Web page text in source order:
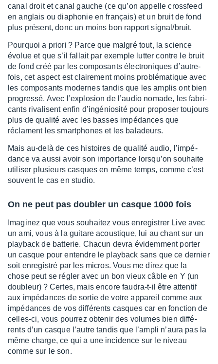
canal droit et canal gauche (ce qu’on appelle cross­feed
en anglais ou diapho­nie en français) et un bruit de fond
plus présent, donc un moins bon rapport signal/bruit.
Pourquoi a priori ? Parce que malgré tout, la science
évolue et que s’il fallait par exemple lutter contre le bruit
de fond créé par les compo­sants élec­tro­niques d’au­tre­
fois, cet aspect est clai­re­ment moins problé­ma­tique avec
les compo­sants modernes tandis que les amplis ont bien
progressé. Avec l’ex­plo­sion de l’au­dio nomade, les fabri­
cants riva­lisent enfin d’in­gé­nio­sité pour propo­ser toujours
plus de qualité avec les basses impé­dances que
réclament les smart­phones et les bala­deurs.
Mais au-delà de ces histoires de qualité audio, l’im­pé­
dance va aussi avoir son impor­tance lorsqu’on souhaite
utili­ser plusieurs casques en même temps, comme c’est
souvent le cas en studio.
On ne peut pas doubler un casque 1000 fois
Imagi­nez que vous souhai­tez vous enre­gis­trer Live avec
un ami, vous à la guitare acous­tique, lui au chant sur un
play­back de batte­rie. Chacun devra évidem­ment porter
un casque pour entendre le play­back sans que ce dernier
soit enre­gis­tré par les micros. Vous me direz que la
chose peut se régler avec un bon vieux câble en Y (un
doubleur) ? Certes, mais encore faudra-t-il être atten­tif
aux impé­dances de sortie de votre appa­reil comme aux
impé­dances de vos diffé­rents casques car en fonc­tion de
celles-ci, vous pour­rez obte­nir des volumes bien diffé­
rents d’un casque l’autre tandis que l’am­pli n’aura pas la
même charge, ce qui a une inci­dence sur le niveau
comme sur le son.